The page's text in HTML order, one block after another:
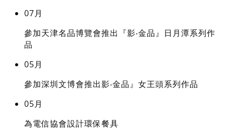
07月
參加天津名品博覽會推出『影‧金品』日月潭系列作
品
05月
參加深圳文博會推出影‧金品』女王頭系列作品
05月
為電信協會設計環保餐具